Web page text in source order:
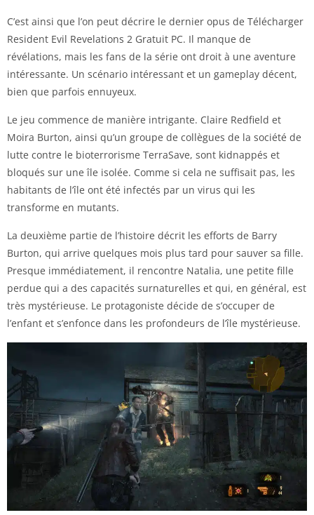
C’est ainsi que l’on peut décrire le dernier opus de Télécharger
Resident Evil Revelations 2 Gratuit PC. Il manque de
révélations, mais les fans de la série ont droit à une aventure
intéressante. Un scénario intéressant et un gameplay décent,
bien que parfois ennuyeux.
Le jeu commence de manière intrigante. Claire Redfield et
Moira Burton, ainsi qu’un groupe de collègues de la société de
lutte contre le bioterrorisme TerraSave, sont kidnappés et
bloqués sur une île isolée. Comme si cela ne suffisait pas, les
habitants de l’île ont été infectés par un virus qui les
transforme en mutants.
La deuxième partie de l’histoire décrit les efforts de Barry
Burton, qui arrive quelques mois plus tard pour sauver sa fille.
Presque immédiatement, il rencontre Natalia, une petite fille
perdue qui a des capacités surnaturelles et qui, en général, est
très mystérieuse. Le protagoniste décide de s’occuper de
l’enfant et s’enfonce dans les profondeurs de l’île mystérieuse.